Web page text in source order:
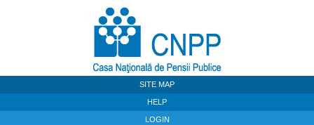
SITE MAP
HELP
LOGIN